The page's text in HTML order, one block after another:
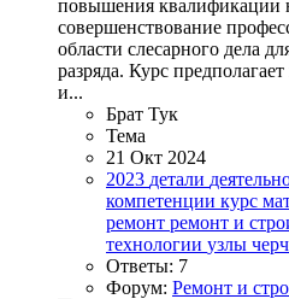
повышения квалификации
совершенствование
области слесарного дела
разряда. Курс
и...
Брат Тук
Тема
21 Окт 2024
2023 детали
компетенции курс
ремонт ремонт и
технологии узлы
Ответы: 7
Форум: Ремонт и